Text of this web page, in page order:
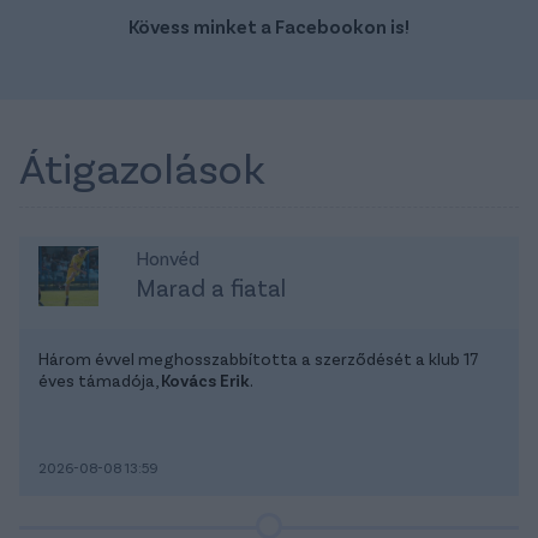
Kövess minket a Facebookon is!
Átigazolások
Honvéd
Marad a fiatal
Három évvel meghosszabbította a szerződését a klub 17
éves támadója, Kovács Erik.
2026-08-08 13:59